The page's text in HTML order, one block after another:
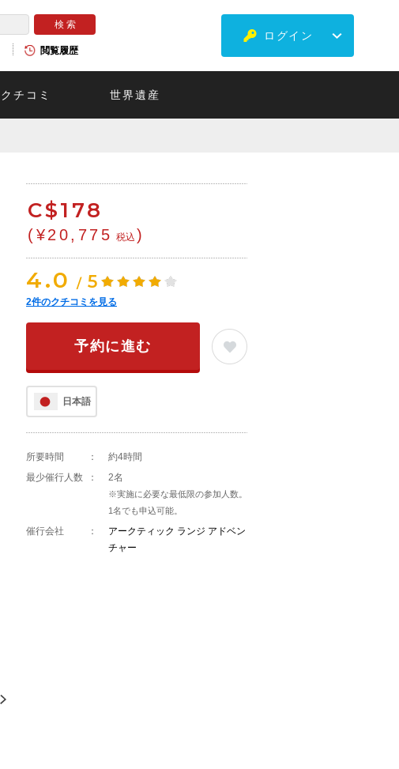
閲覧履歴
ログイン
クチコミ 世界遺産
C$178
(¥20,775 税込 )
4.0 / 5
2件のクチコミを見る
予約に進む
日本語
所要時間 ：
約4時間
最少催行人数
： 2名
※実施に必要な最低限の参加人数。
1名でも申込可能。
催行会社 ：
アークティック ランジ アドベン
チャー